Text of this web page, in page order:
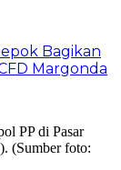
Bagikan
Margonda